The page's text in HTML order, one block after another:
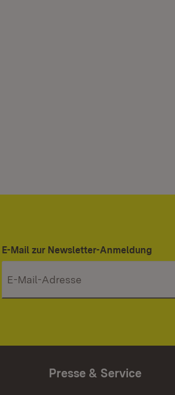
E-Mail zur Newsletter-Anmeldung
Presse & Service